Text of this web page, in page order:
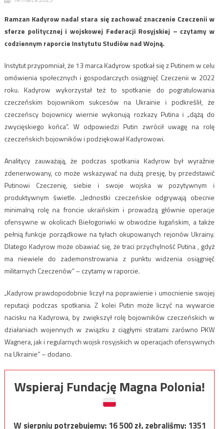
Ramzan Kadyrow nadal stara się zachować znaczenie Czeczenii w
sferze politycznej i wojskowej Federacji Rosyjskiej – czytamy w
codziennym raporcie Instytutu Studiów nad Wojną.
Instytut przypomniał, że 13 marca Kadyrow spotkał się z Putinem w celu
omówienia społecznych i gospodarczych osiągnięć Czeczenii w 2022
roku. Kadyrow wykorzystał też to spotkanie do pogratulowania
czeczeńskim bojownikom sukcesów na Ukrainie i podkreślił, że
czeczeńscy bojownicy wiernie wykonują rozkazy Putina i „dążą do
zwycięskiego końca”. W odpowiedzi Putin zwrócił uwagę na rolę
czeczeńskich bojowników i podziękował Kadyrowowi.
Analitycy zauważają, że podczas spotkania Kadyrow był wyraźnie
zdenerwowany, co może wskazywać na dużą presję, by przedstawić
Putinowi Czeczenię, siebie i swoje wojska w pozytywnym i
produktywnym świetle. „Jednostki czeczeńskie odgrywają obecnie
minimalną rolę na froncie ukraińskim i prowadzą głównie operacje
ofensywne w okolicach Biełogoriwki w obwodzie ługańskim, a także
pełnią funkcje porządkowe na tyłach okupowanych rejonów Ukrainy.
Dlatego Kadyrow może obawiać się, że traci przychylność Putina , gdyż
ma niewiele do zademonstrowania z punktu widzenia osiągnięć
militarnych Czeczenów” – czytamy w raporcie.
„Kadyrow prawdopodobnie liczył na poprawienie i umocnienie swojej
reputacji podczas spotkania. Z kolei Putin może liczyć na wywarcie
nacisku na Kadyrowa, by zwiększył rolę bojowników czeczeńskich w
działaniach wojennych w związku z ciągłymi stratami zarówno PKW
Wagnera, jak i regularnych wojsk rosyjskich w operacjach ofensywnych
na Ukrainie” – dodano.
Wspieraj Fundację Magna Polonia!
W sierpniu potrzebujemy:16 500zł, zebraliśmy:1351